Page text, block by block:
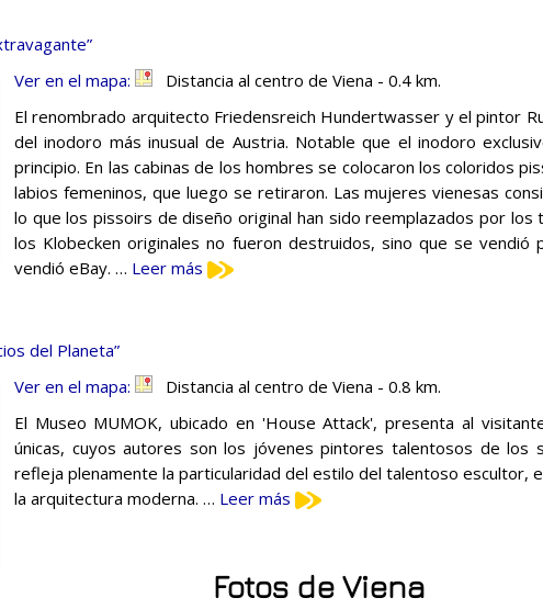
Ver en el mapa:
Distancia al centro de Viena - 0.4 km.
El renombrado arquitecto Friedensreich Hundertwasser y el pintor
del inodoro más inusual de Austria. Notable que el inodoro
principio. En las cabinas de los hombres se colocaron los coloridos
labios femeninos, que luego se retiraron. Las mujeres vienesas
lo que los pissoirs de diseño original han sido reemplazados por los
los Klobecken originales no fueron destruidos, sino que se vendió
vendió eBay. … Leer más
del Planeta”
Ver en el mapa:
Distancia al centro de Viena - 0.8 km.
El Museo MUMOK, ubicado en 'House Attack', presenta al
únicas, cuyos autores son los jóvenes pintores talentosos de los
refleja plenamente la particularidad del estilo del talentoso escultor,
la arquitectura moderna. … Leer más
Fotos de Viena